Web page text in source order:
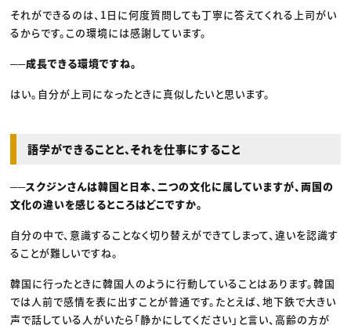
それができるのは、1日に何度質問しても丁寧に答えてくれる上司がい
るからです。この環境には感謝しています。
──成長できる環境ですね。
はい。自分が上司になったときに真似したいと思います。
語学ができることと、それを仕事にすること
──スクジンさんは韓国と日本、二つの文化に属していますが、両国の
文化の違いを感じるところはどこですか。
自分の中で、意識することなく切り替えができてしまって、違いを認識す
ることが難しいですね。
韓国に行ったときに韓国人のように行動していることはあります。韓国
では人前で感情を表に出すことが普通です。たとえば、地下鉄で大きい
声で話している人がいたら「静かにしてください」と言い、高齢の方が